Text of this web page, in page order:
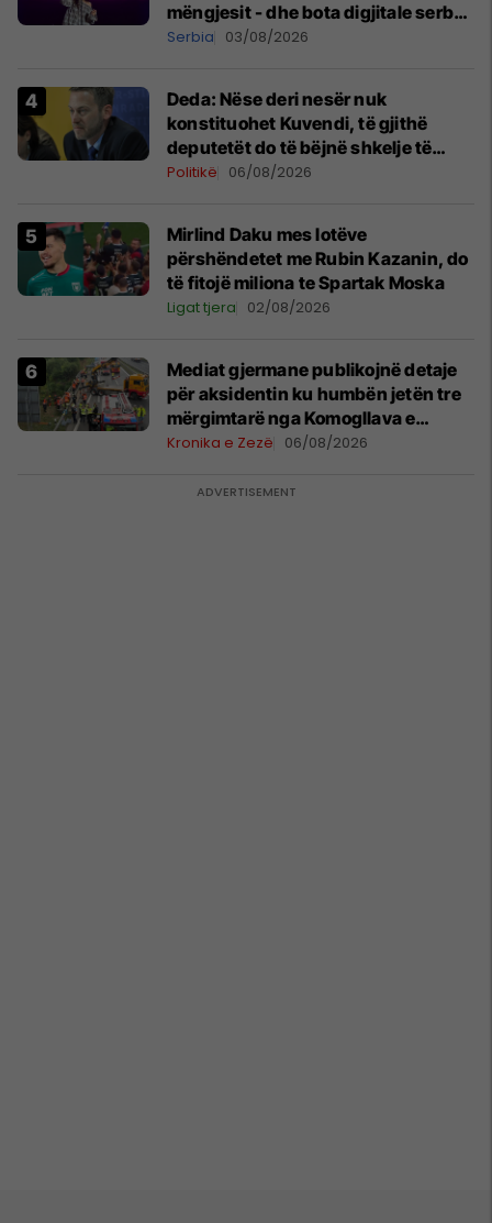
mëngjesit - dhe bota digjitale serbe
shpall gjendjen e luftës
Serbia 03/08/2026
Deda: Nëse deri nesër nuk
konstituohet Kuvendi, të gjithë
deputetët do të bëjnë shkelje të
rëndë kushtetuese
Politikë 06/08/2026
Mirlind Daku mes lotëve
përshëndetet me Rubin Kazanin, do
të fitojë miliona te Spartak Moska
Ligat tjera 02/08/2026
Mediat gjermane publikojnë detaje
për aksidentin ku humbën jetën tre
mërgimtarë nga Komogllava e
Ferizajt
Kronika e Zezë 06/08/2026